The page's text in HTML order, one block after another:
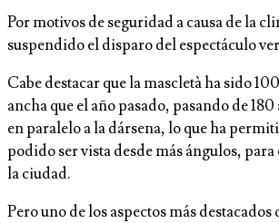
Por motivos de seguridad a causa de la
suspendido el disparo del espectáculo
Cabe destacar que la mascletà ha sido
ancha que el año pasado, pasando de
en paralelo a la dársena, lo que ha
podido ser vista desde más ángulos,
la ciudad.
Pero uno de los aspectos más